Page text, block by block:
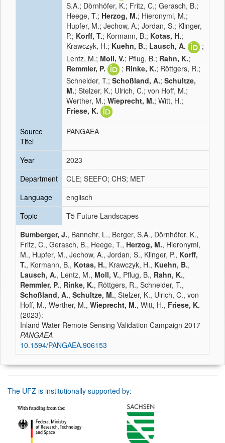
S.A.; Dörnhöfer, K.; Fritz, C.; Gerasch, B.;
Heege, T.; Herzog, M.; Hieronymi, M.;
Hupfer, M.; Jechow, A.; Jordan, S.; Klinger,
P.; Korff, T.; Kormann, B.; Kotas, H.;
Krawczyk, H.; Kuehn, B.; Lausch, A.
;
Lentz, M.; Moll, V.; Pflug, B.; Rahn, K.;
Remmler, P.
; Rinke, K.; Röttgers, R.;
Schneider, T.; Schoßland, A.; Schultze,
M.; Stelzer, K.; Ulrich, C.; von Hoff, M.;
Werther, M.; Wieprecht, M.; Witt, H.;
Friese, K.
Source
Titel
PANGAEA
Year
2023
Department
CLE; SEEFO; CHS; MET
Language
englisch
Topic
T5 Future Landscapes
Bumberger, J., Bannehr, L., Berger, S.A., Dörnhöfer, K.,
Fritz, C., Gerasch, B., Heege, T., Herzog, M., Hieronymi,
M., Hupfer, M., Jechow, A., Jordan, S., Klinger, P., Korff,
T., Kormann, B., Kotas, H., Krawczyk, H., Kuehn, B.,
Lausch, A., Lentz, M., Moll, V., Pflug, B., Rahn, K.,
Remmler, P., Rinke, K., Röttgers, R., Schneider, T.,
Schoßland, A., Schultze, M., Stelzer, K., Ulrich, C., von
Hoff, M., Werther, M., Wieprecht, M., Witt, H., Friese, K.
(2023):
Inland Water Remote Sensing Validation Campaign 2017
PANGAEA
10.1594/PANGAEA.906153
The UFZ is institutionally supported by: